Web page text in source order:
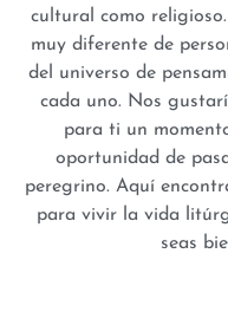
cultural como
muy diferente de
del universo de
cada uno. Nos
para ti un
oportunidad de
peregrino. Aquí
para vivir la vida
seas